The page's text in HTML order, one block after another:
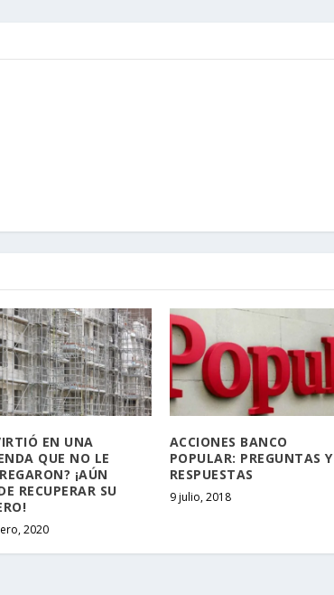
EN UNA
QUE NO LE
¡AÚN
RECUPERAR SU
2020
ACCIONES BANCO
POPULAR: PREGUNTAS Y
RESPUESTAS
9 julio, 2018